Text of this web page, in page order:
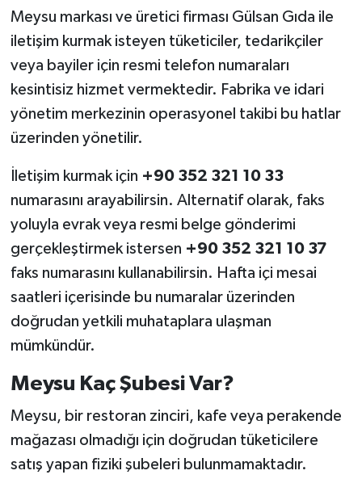
Meysu markası ve üretici firması Gülsan Gıda ile
iletişim kurmak isteyen tüketiciler, tedarikçiler
veya bayiler için resmi telefon numaraları
kesintisiz hizmet vermektedir. Fabrika ve idari
yönetim merkezinin operasyonel takibi bu hatlar
üzerinden yönetilir.
İletişim kurmak için +90 352 321 10 33
numarasını arayabilirsin. Alternatif olarak, faks
yoluyla evrak veya resmi belge gönderimi
gerçekleştirmek istersen +90 352 321 10 37
faks numarasını kullanabilirsin. Hafta içi mesai
saatleri içerisinde bu numaralar üzerinden
doğrudan yetkili muhataplara ulaşman
mümkündür.
Meysu Kaç Şubesi Var?
Meysu, bir restoran zinciri, kafe veya perakende
mağazası olmadığı için doğrudan tüketicilere
satış yapan fiziki şubeleri bulunmamaktadır.